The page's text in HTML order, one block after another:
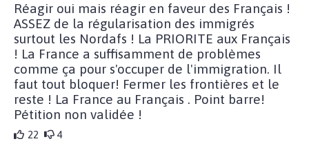
Réagir oui mais réagir en faveur des Français !
ASSEZ de la régularisation des immigrés
surtout les Nordafs ! La PRIORITE aux Français
! La France a suffisamment de problèmes
comme ça pour s'occuper de l'immigration. Il
faut tout bloquer! Fermer les frontières et le
reste ! La France au Français . Point barre!
Pétition non validée !
22 4